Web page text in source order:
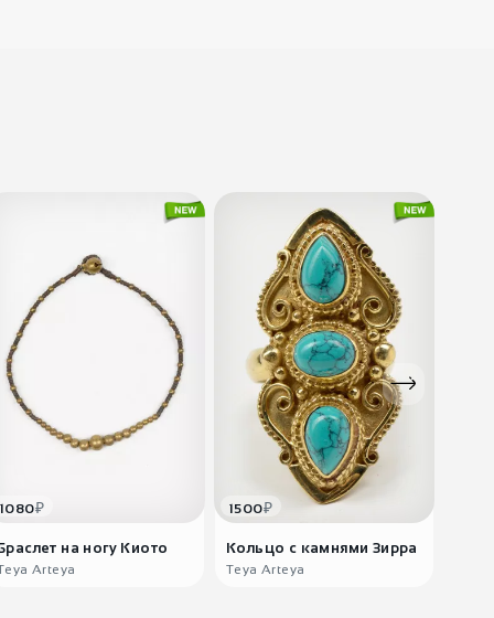
1080₽
на ногу Киото
Arteya
1500₽
Кольцо с камнями Зирра
Teya Arteya